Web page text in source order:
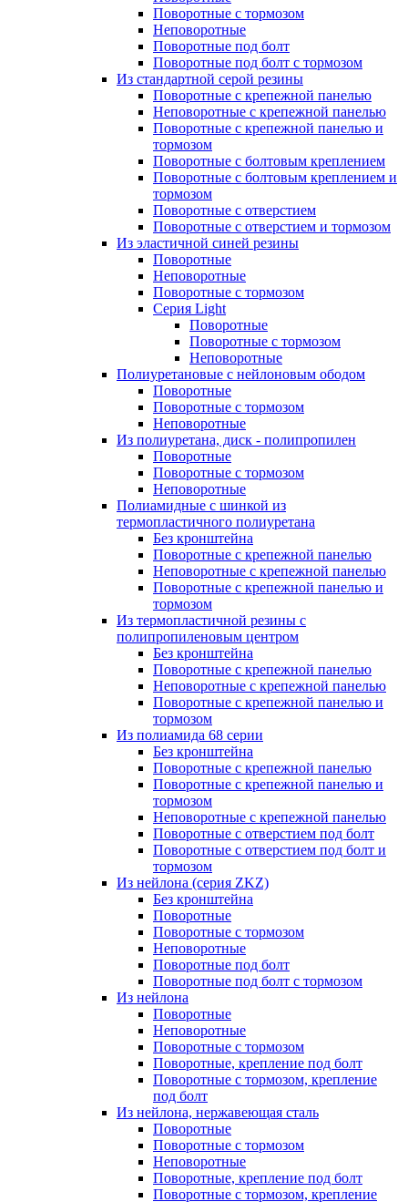
Поворотные с тормозом
Неповоротные
Поворотные под болт
Поворотные под болт с тормозом
Из стандартной серой резины
Поворотные с крепежной панелью
Неповоротные с крепежной панелью
Поворотные с крепежной панелью и
тормозом
Поворотные с болтовым креплением
Поворотные с болтовым креплением и
тормозом
Поворотные с отверстием
Поворотные с отверстием и тормозом
Из эластичной синей резины
Поворотные
Неповоротные
Поворотные с тормозом
Серия Light
Поворотные
Поворотные с тормозом
Неповоротные
Полиуретановые с нейлоновым ободом
Поворотные
Поворотные с тормозом
Неповоротные
Из полиуретана, диск - полипропилен
Поворотные
Поворотные с тормозом
Неповоротные
Полиамидные с шинкой из
термопластичного полиуретана
Без кронштейна
Поворотные с крепежной панелью
Неповоротные с крепежной панелью
Поворотные с крепежной панелью и
тормозом
Из термопластичной резины с
полипропиленовым центром
Без кронштейна
Поворотные с крепежной панелью
Неповоротные с крепежной панелью
Поворотные с крепежной панелью и
тормозом
Из полиамида 68 серии
Без кронштейна
Поворотные с крепежной панелью
Поворотные с крепежной панелью и
тормозом
Неповоротные с крепежной панелью
Поворотные с отверстием под болт
Поворотные с отверстием под болт и
тормозом
Из нейлона (серия ZKZ)
Без кронштейна
Поворотные
Поворотные с тормозом
Неповоротные
Поворотные под болт
Поворотные под болт с тормозом
Из нейлона
Поворотные
Неповоротные
Поворотные с тормозом
Поворотные, крепление под болт
Поворотные с тормозом, крепление
под болт
Из нейлона, нержавеющая сталь
Поворотные
Поворотные с тормозом
Неповоротные
Поворотные, крепление под болт
Поворотные с тормозом, крепление